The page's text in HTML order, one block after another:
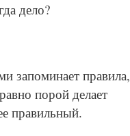
дело?
запоминает правила,
порой делает
правильный.